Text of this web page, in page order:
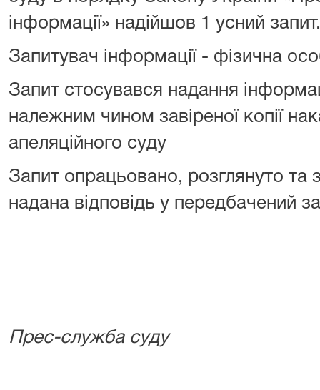
інформації» надійшов 1 усний запит.
Запитувач інформації - фізична
Запит стосувався надання
належним чином завіреної копії
апеляційного суду
Запит опрацьовано, розглянуто та
надана відповідь у передбачений
Прес-служба суду